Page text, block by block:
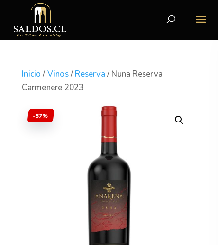
Inicio /Vinos/ Reserva / Nuna Reserva
Carmenere 2023
-57%